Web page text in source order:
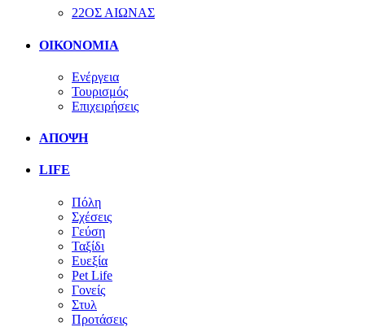
22ΟΣ ΑΙΩΝΑΣ
ΟΙΚΟΝΟΜΙΑ
Ενέργεια
Τουρισμός
Επιχειρήσεις
ΑΠΟΨΗ
LIFE
Πόλη
Σχέσεις
Γεύση
Ταξίδι
Ευεξία
Pet Life
Γονείς
Στυλ
Προτάσεις